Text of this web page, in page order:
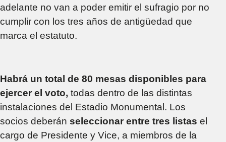
adelante no van a poder emitir el sufragio por no
cumplir con los tres años de antigüedad que
marca el estatuto.
Habrá un total de 80 mesas disponibles para
ejercer el voto, todas dentro de las distintas
instalaciones del Estadio Monumental. Los
socios deberán seleccionar entre tres listas el
cargo de Presidente y Vice, a miembros de la